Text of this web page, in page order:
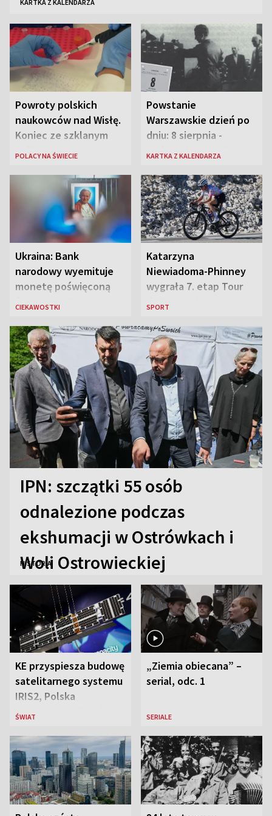
KARTKA Z KALENDARZA
Powroty polskich
naukowców nad Wisłę.
Koniec ze szklanym
sufitem
POLACY NA ŚWIECIE
Powstanie
Warszawskie dzień po
dniu: 8 sierpnia -
rozbrzmiewa radio
„Antka Rozpylacza”
KARTKA Z KALENDARZA
Ukraina: Bank
narodowy wyemituje
monetę poświęconą
św. Janowi Pawłowi II
CIEKAWOSTKI
Katarzyna
Niewiadoma-Phinney
wygrała 7. etap Tour
de France i została
SPORT
IPN: szczątki 55 osób
odnalezione podczas
ekshumacji w Ostrówkach i
Woli Ostrowieckiej
HISTORIA
KE przyspiesza budowę
satelitarnego systemu
IRIS2, Polska
przeznaczy 656 mln
ŚWIAT
„Ziemia obiecana” –
serial, odc. 1
SERIALE